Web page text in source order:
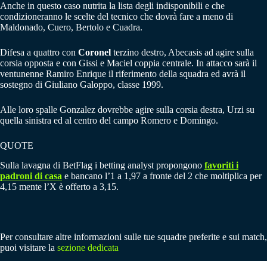
Anche in questo caso nutrita la lista degli indisponibili e che
condizioneranno le scelte del tecnico che dovrà fare a meno di
Maldonado, Cuero, Bertolo e Cuadra.
Difesa a quattro con Coronel terzino destro, Abecasis ad agire sulla
corsia opposta e con Gissi e Maciel coppia centrale. In attacco sarà il
ventunenne Ramiro Enrique il riferimento della squadra ed avrà il
sostegno di Giuliano Galoppo, classe 1999.
Alle loro spalle Gonzalez dovrebbe agire sulla corsia destra, Urzi su
quella sinistra ed al centro del campo Romero e Domingo.
QUOTE
Sulla lavagna di BetFlag i betting analyst propongono favoriti i
padroni di casa e bancano l’1 a 1,97 a fronte del 2 che moltiplica per
4,15 mente l’X è offerto a 3,15.
Per consultare altre informazioni sulle tue squadre preferite e sui match,
puoi visitare la sezione dedicata